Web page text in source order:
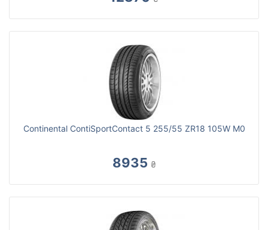
Continental ContiSportContact 5 255/55 ZR18 105W M0
8935 ₴